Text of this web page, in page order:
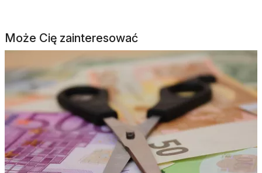
Może Cię zainteresować